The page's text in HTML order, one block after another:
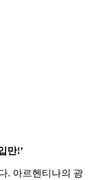
만!’
. 아르헨티나의 광